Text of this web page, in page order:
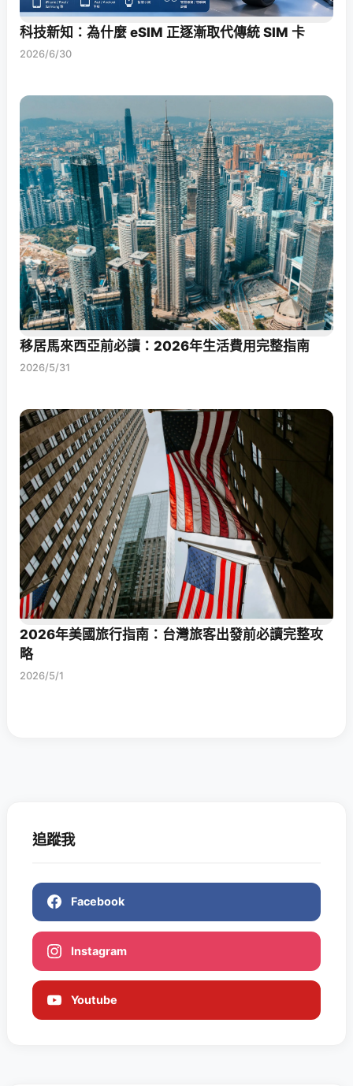
科技新知：為什麼 eSIM 正逐漸取代傳統 SIM 卡
2026/6/30
移居馬來西亞前必讀：2026年生活費用完整指南
2026/5/31
2026年美國旅行指南：台灣旅客出發前必讀完整攻
略
2026/5/1
追蹤我
Facebook
Instagram
Youtube